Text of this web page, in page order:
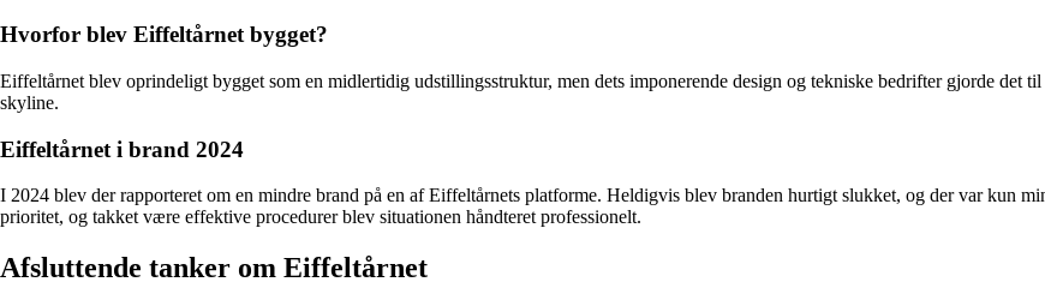
Hvorfor blev Eiffeltårnet bygget?
Eiffeltårnet blev oprindeligt bygget som en midlertidig udstillingsstruktur, men dets imponerende design og tekniske bedrifter gjorde det
skyline.
Eiffeltårnet i brand 2024
I 2024 blev der rapporteret om en mindre brand på en af Eiffeltårnets platforme. Heldigvis blev branden hurtigt slukket, og der var kun
prioritet, og takket være effektive procedurer blev situationen håndteret professionelt.
Afsluttende tanker om Eiffeltårnet